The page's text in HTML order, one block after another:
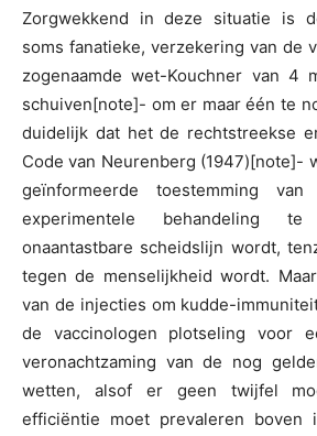
Zorgwekkend in deze situatie is
soms fanatieke, verzekering van de
zogenaamde wet-Kouchner van 4
schuiven[note]- om er maar één te
duidelijk dat het de rechtstreekse
Code van Neurenberg (1947)[note]-
geïnformeerde toestemming
experimentele behandeling
onaantastbare scheidslijn wordt,
tegen de menselijkheid wordt.
van de injecties om kudde-
de vaccinologen plotseling voor
veronachtzaming van de nog
wetten, alsof er geen twijfel
efficiëntie moet prevaleren boven